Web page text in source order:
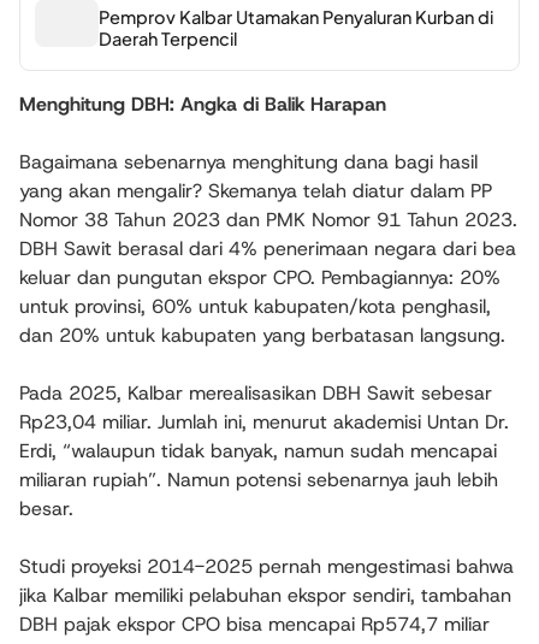
Pemprov Kalbar Utamakan Penyaluran Kurban di
Daerah Terpencil
Menghitung DBH: Angka di Balik Harapan
Bagaimana sebenarnya menghitung dana bagi hasil
yang akan mengalir? Skemanya telah diatur dalam PP
Nomor 38 Tahun 2023 dan PMK Nomor 91 Tahun 2023.
DBH Sawit berasal dari 4% penerimaan negara dari bea
keluar dan pungutan ekspor CPO. Pembagiannya: 20%
untuk provinsi, 60% untuk kabupaten/kota penghasil,
dan 20% untuk kabupaten yang berbatasan langsung.
Pada 2025, Kalbar merealisasikan DBH Sawit sebesar
Rp23,04 miliar. Jumlah ini, menurut akademisi Untan Dr.
Erdi, “walaupun tidak banyak, namun sudah mencapai
miliaran rupiah”. Namun potensi sebenarnya jauh lebih
besar.
Studi proyeksi 2014-2025 pernah mengestimasi bahwa
jika Kalbar memiliki pelabuhan ekspor sendiri, tambahan
DBH pajak ekspor CPO bisa mencapai Rp574,7 miliar